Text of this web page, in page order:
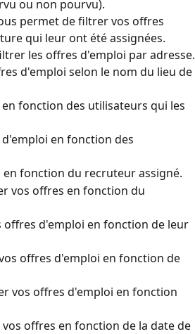
ou non pourvu).
permet de filtrer vos offres
qui leur ont été assignées.
les offres d'emploi par adresse.
d'emploi selon le nom du lieu de
fonction des utilisateurs qui les
en fonction des
fonction du recruteur assigné.
vos offres en fonction du
d'emploi en fonction de leur
offres d'emploi en fonction de
vos offres d'emploi en fonction
offres en fonction de la date de